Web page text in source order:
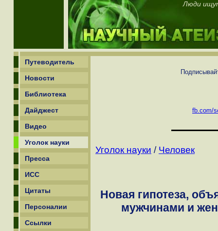
Люди
Путеводитель
Новости
Библиотека
Дайджест
Видео
Уголок науки
Пресса
ИСС
Цитаты
Персоналии
Ссылки
fb.com/
Уголок науки / Человек
Новая гипотеза,
мужчинами и